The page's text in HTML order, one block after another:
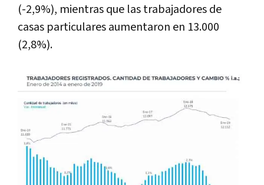
(-2,9%), mientras que las trabajadores de
casas particulares aumentaron en 13.000
(2,8%).